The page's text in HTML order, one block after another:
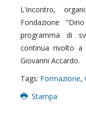
L'incontro,
Fondazione
programma di
continua rivolto a
Giovanni Accardo.
Tags: Formazione,
Stampa